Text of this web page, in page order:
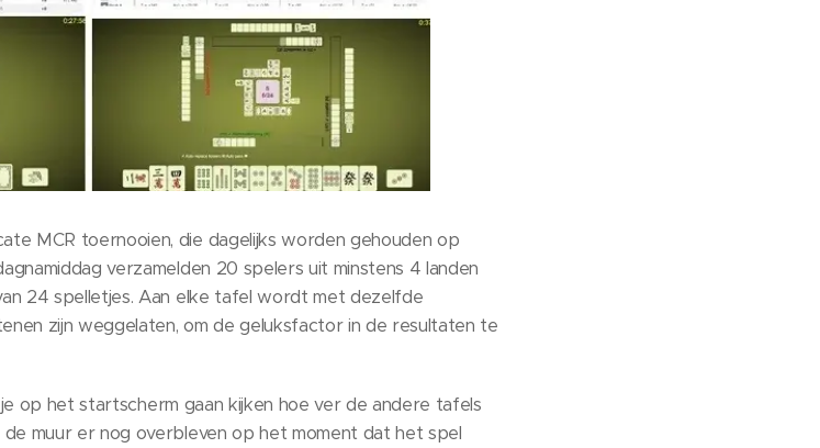
MCR toernooien, die dagelijks worden gehouden op
verzamelden 20 spelers uit minstens 4 landen
24 spelletjes. Aan elke tafel wordt met dezelfde
zijn weggelaten, om de geluksfactor in de resultaten te
op het startscherm gaan kijken hoe ver de andere tafels
muur er nog overbleven op het moment dat het spel